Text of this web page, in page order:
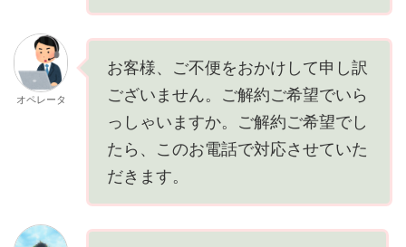
オペレータ
お客様、ご不便をおかけして申し訳
ございません。ご解約ご希望でいら
っしゃいますか。ご解約ご希望でし
たら、このお電話で対応させていた
だきます。